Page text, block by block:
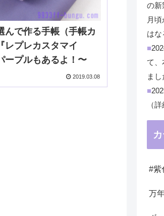
んで作る手帳（手帳カ
レプレカスタマイ
ープルもあるよ！〜
2019.03.08
の新
月
はな
■
て、
ま
■
（
#紫
万